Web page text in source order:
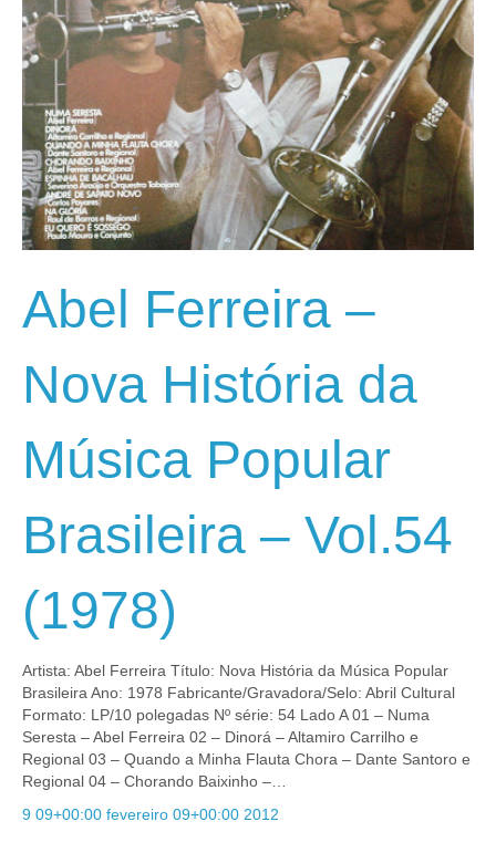
Abel Ferreira –
Nova História da
Música Popular
Brasileira – Vol.54
(1978)
Artista: Abel Ferreira Título: Nova História da Música Popular
Brasileira Ano: 1978 Fabricante/Gravadora/Selo: Abril Cultural
Formato: LP/10 polegadas Nº série: 54 Lado A 01 – Numa
Seresta – Abel Ferreira 02 – Dinorá – Altamiro Carrilho e
Regional 03 – Quando a Minha Flauta Chora – Dante Santoro e
Regional 04 – Chorando Baixinho –…
9 09+00:00 fevereiro 09+00:00 2012